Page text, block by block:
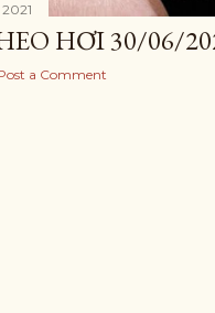
HƠI 30/06/
a Comment